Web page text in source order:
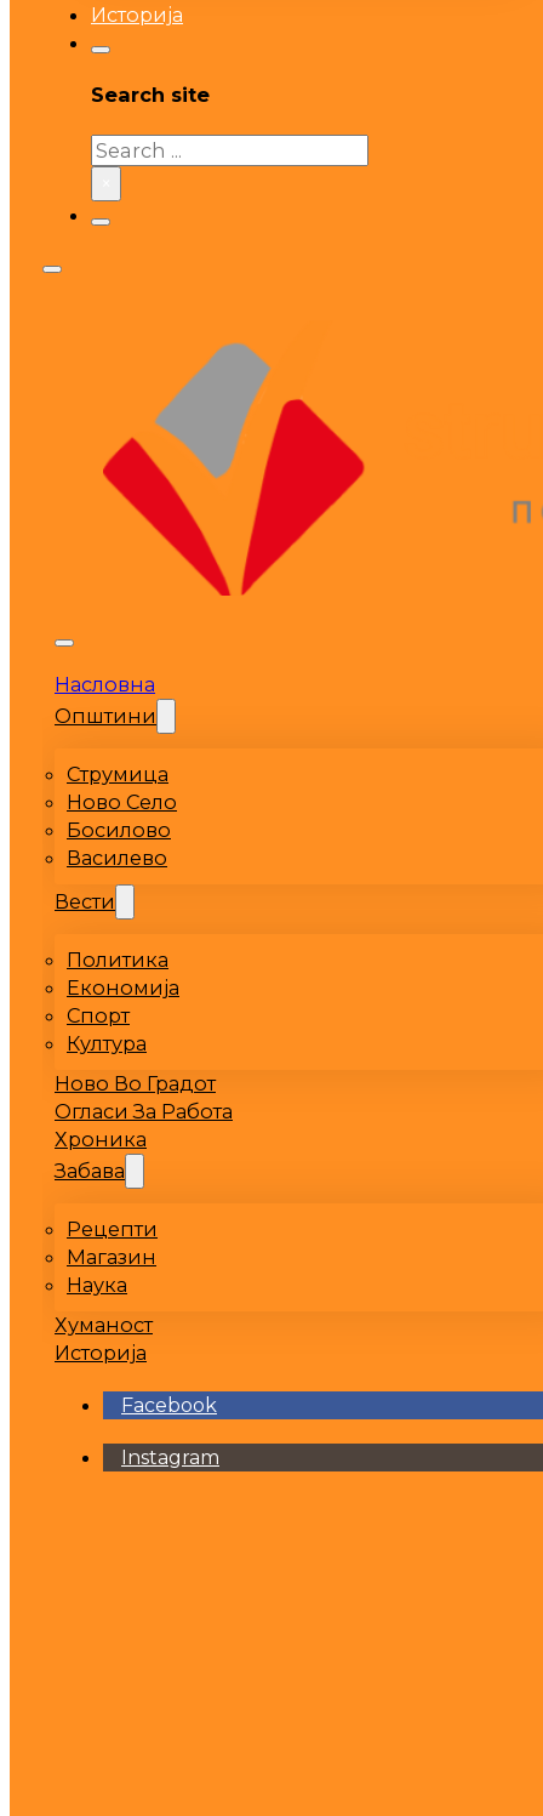
Историја
Search site
Search
Насловна
Општини
Струмица
Ново Село
Босилово
Василево
Вести
Политика
Економија
Спорт
Култура
Ново Во Градот
Огласи За Работа
Хроника
Забава
Рецепти
Магазин
Наука
Хуманост
Историја
Facebook
Instagram